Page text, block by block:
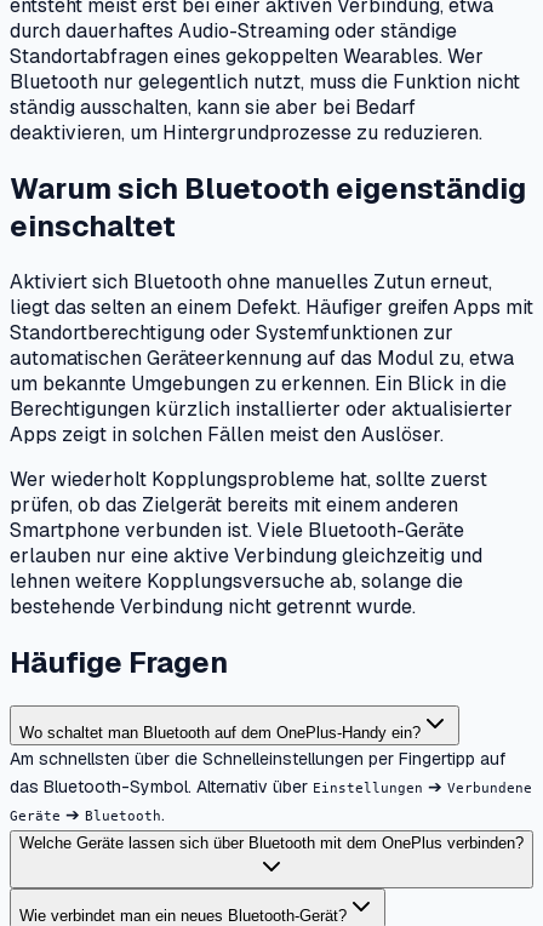
entsteht meist erst bei einer aktiven Verbindung, etwa
durch dauerhaftes Audio-Streaming oder ständige
Standortabfragen eines gekoppelten Wearables. Wer
Bluetooth nur gelegentlich nutzt, muss die Funktion nicht
ständig ausschalten, kann sie aber bei Bedarf
deaktivieren, um Hintergrundprozesse zu reduzieren.
Warum sich Bluetooth eigenständig
einschaltet
Aktiviert sich Bluetooth ohne manuelles Zutun erneut,
liegt das selten an einem Defekt. Häufiger greifen Apps mit
Standortberechtigung oder Systemfunktionen zur
automatischen Geräteerkennung auf das Modul zu, etwa
um bekannte Umgebungen zu erkennen. Ein Blick in die
Berechtigungen kürzlich installierter oder aktualisierter
Apps zeigt in solchen Fällen meist den Auslöser.
Wer wiederholt Kopplungsprobleme hat, sollte zuerst
prüfen, ob das Zielgerät bereits mit einem anderen
Smartphone verbunden ist. Viele Bluetooth-Geräte
erlauben nur eine aktive Verbindung gleichzeitig und
lehnen weitere Kopplungsversuche ab, solange die
bestehende Verbindung nicht getrennt wurde.
Häufige Fragen
Wo schaltet man Bluetooth auf dem OnePlus-Handy ein?
Am schnellsten über die Schnelleinstellungen per Fingertipp auf
das Bluetooth-Symbol. Alternativ über Einstellungen ➔ Verbundene
Geräte ➔ Bluetooth.
Welche Geräte lassen sich über Bluetooth mit dem OnePlus verbinden?
Wie verbindet man ein neues Bluetooth-Gerät?